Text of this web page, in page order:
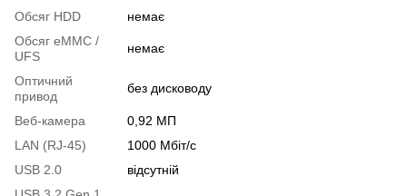
Обсяг HDD
немає
Обсяг eMMC /
UFS
немає
Оптичний
привод
без дисководу
Веб-камера
0,92 МП
LAN (RJ-45)
1000 Мбіт/с
USB 2.0
відсутній